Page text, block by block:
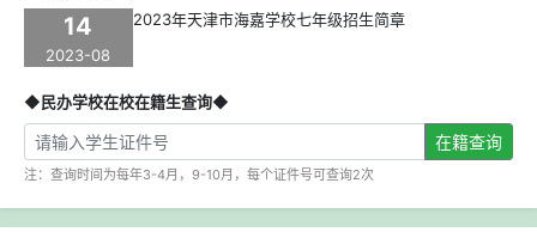
14
2023-08
2023年天津市海嘉学校七年级招生简章
◆民办学校在校在籍生查询◆
在籍查询
注：查询时间为每年3-4月，9-10月，每个证件号可查询2次